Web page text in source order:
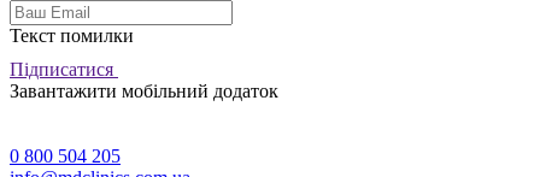
Текст помилки
Підписатися
Завантажити мобільний додаток
0 800 504 205